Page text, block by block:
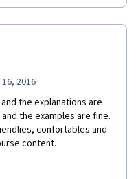
2016
the explanations are
the examples are fine.
confortables and
content.
, thaks to the UNAM